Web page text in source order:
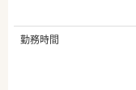
勤務時間